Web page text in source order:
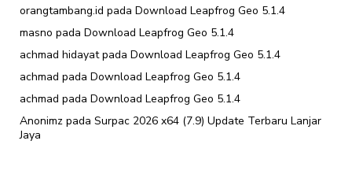
orangtambang.id pada Download Leapfrog Geo 5.1.4
masno pada Download Leapfrog Geo 5.1.4
achmad hidayatpada Download Leapfrog Geo 5.1.4
achmad pada Download Leapfrog Geo 5.1.4
achmad pada Download Leapfrog Geo 5.1.4
Anonimz pada Surpac 2026 x64 (7.9) Update Terbaru Lanjar
Jaya